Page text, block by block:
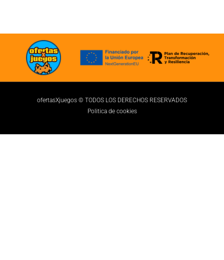
ofertasXjuegos © TODOS LOS DERECHOS RESERVADOS
Politica de cookies